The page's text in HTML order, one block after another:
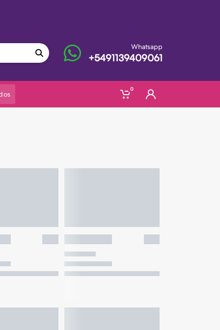
Whatsapp
+5491139409061
0